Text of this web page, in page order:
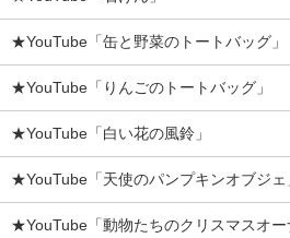
★YouTube「缶と野菜のトートバッグ」
★YouTube「りんごのトートバッグ」
★YouTube「白い花の風鈴」
★YouTube「天使のパンプキンオブジェ
★YouTube「動物たちのクリスマスオー